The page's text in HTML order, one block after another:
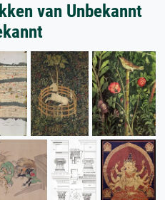
van Unbekannt